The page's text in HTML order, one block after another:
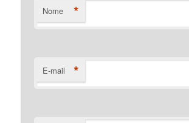
Nome *
E-mail *